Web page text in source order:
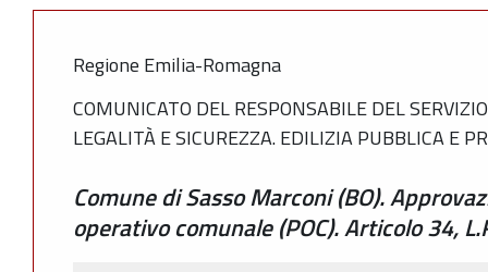
Regione Emilia-Romagna
COMUNICATO DEL RESPONSABILE DEL
LEGALITÀ E SICUREZZA. EDILIZIA PUBBLICA E
Comune di Sasso Marconi (BO).
operativo comunale (POC). Articolo 34,